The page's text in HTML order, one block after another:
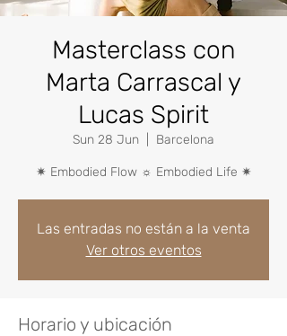
Masterclass con
Marta Carrascal y
Lucas Spirit
Sun 28 Jun Barcelona
✷ Embodied Flow ☼ Embodied Life ✷
Las entradas no están a la venta
Ver otros eventos
Horario y ubicación